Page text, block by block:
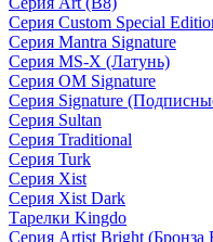
Серия Custom Special
Серия Mantra Signature
Серия MS-X (Латунь)
Серия OM Signature
Серия Signature
Серия Sultan
Серия Traditional
Серия Turk
Серия Xist
Серия Xist Dark
Тарелки Kingdo
Серия Artist Bright (Бронза